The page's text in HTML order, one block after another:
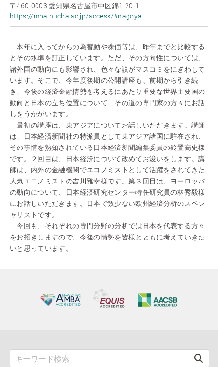
〒460-0003 愛知県名古屋市中区錦1-20-1
https://mba.nucba.ac.jp/access/#nagoya
本年に入ってからの為替動や株価等は、昨年までと比較する
とその水準を訂正しています。ただ、その方向性については、
諸外国の動向にも影響され、色々な説がマスコミをにぎわして
います。そこで、今年度後期の公開講座も、前期から引き続
き、今後の経済金融情勢を考えるにあたり重要な世界主要国の
動向と日本の立ち位置について、その道の専門家の方々にお話
しをうかがいます。
最初の講座は、東アジアについてお話しいただきます。講師
は、日本経済新聞社の特派員として東アジア諸国に駐在され、
その事情を熟知されている日本経済新聞編集委員の鈴置高史様
です。２回目は、日本経済について改めてお浚いをします。講
師は、内外の金融機関でエコノミストとして活躍をされてきた
人気エコノミストの吉川雅幸様です。第３回目は、ヨーロッパ
の動向について、日本経済研究センター特任研究員の林秀毅様
にお話しいただきます。日本で数少ない欧州経済分析のスペシ
ャリストです。
今回も、それぞれの専門分野の分析では日本を代表する方々
をお招きしますので、今後の情勢を皆様とともに考えていきた
いと思っています。